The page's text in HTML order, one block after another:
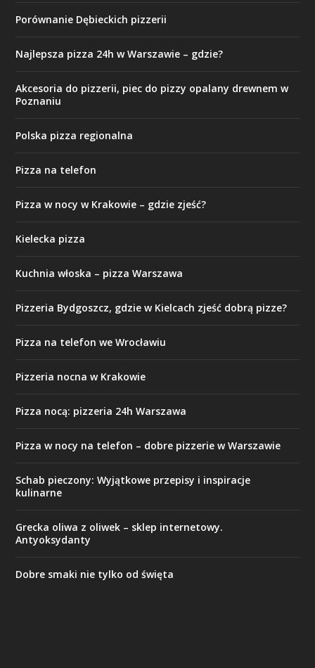
Porównanie Dębieckich pizzerii
Najlepsza pizza 24h w Warszawie – gdzie?
Akcesoria do pizzerii, piec do pizzy opalany drewnem w
Poznaniu
Polska pizza regionalna
Pizza na telefon
Pizza w nocy w Krakowie – gdzie zjeść?
Kielecka pizza
Kuchnia włoska – pizza Warszawa
Pizzeria Bydgoszcz, gdzie w Kielcach zjeść dobrą pizze?
Pizza na telefon we Wrocławiu
Pizzeria nocna w Krakowie
Pizza nocą: pizzeria 24h Warszawa
Pizza w nocy na telefon – dobre pizzerie w Warszawie
Schab pieczony: Wyjątkowe przepisy i inspiracje
kulinarne
Grecka oliwa z oliwek – sklep internetowy.
Antyoksydanty
Dobre smaki nie tylko od święta